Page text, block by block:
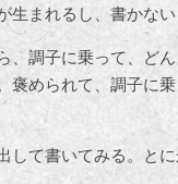
まれるし、書かない
調子に乗って、ど
褒められて、調子に
て書いてみる。と